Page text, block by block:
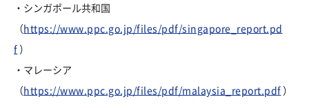
・シンガポール共和国
（https://www.ppc.go.jp/files/pdf/singapore_report.pd
f）
・マレーシア
（https://www.ppc.go.jp/files/pdf/malaysia_report.pdf）